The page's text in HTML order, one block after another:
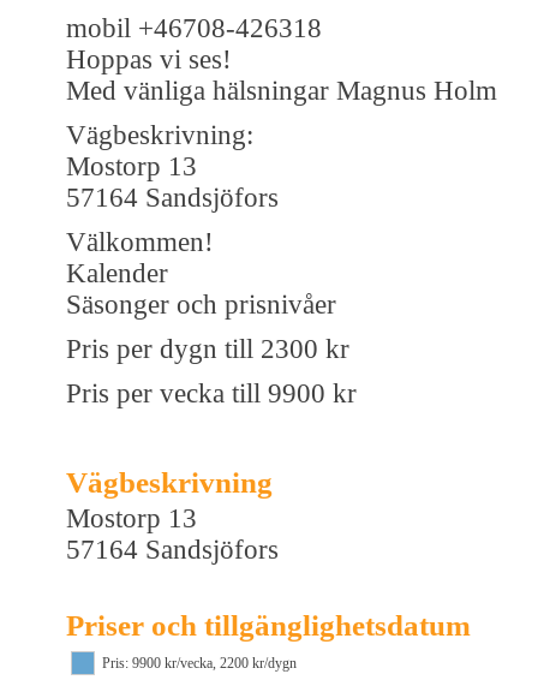
mobil +46708-426318
Hoppas vi ses!
Med vänliga hälsningar Magnus Holm
Vägbeskrivning:
Mostorp 13
57164 Sandsjöfors
Välkommen!
Kalender
Säsonger och prisnivåer
Pris per dygn till 2300 kr
Pris per vecka till 9900 kr
Vägbeskrivning
Mostorp 13
57164 Sandsjöfors
Priser och tillgänglighetsdatum
Pris: 9900 kr/vecka, 2200 kr/dygn